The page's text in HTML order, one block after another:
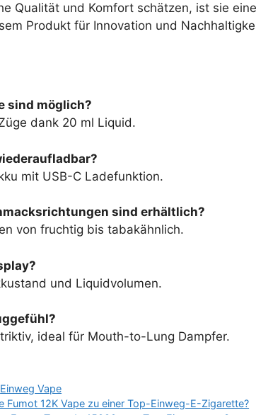
Qualität und Komfort schätzen, ist sie
Produkt für Innovation und
sind möglich?
dank 20 ml Liquid.
mit USB-C Ladefunktion.
sind erhältlich?
von fruchtig bis tabakähnlich.
und Liquidvolumen.
ideal für Mouth-to-Lung Dampfer.
Einweg Vape
Fumot 12K Vape zu einer Top-Einweg-E-Zigarette?